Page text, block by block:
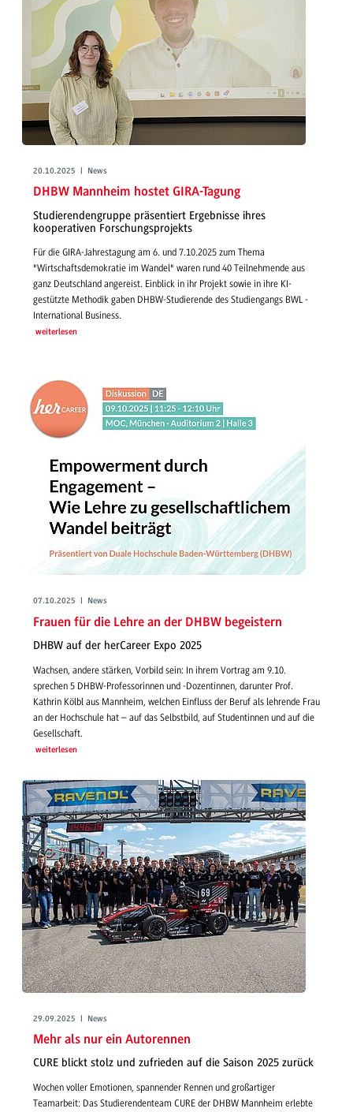
20.10.2025 | News
DHBW Mannheim hostet GIRA-Tagung
Studierendengruppe präsentiert Ergebnisse ihres
kooperativen Forschungsprojekts
Für die GIRA-Jahrestagung am 6. und 7.10.2025 zum Thema
"Wirtschaftsdemokratie im Wandel" waren rund 40 Teilnehmende aus
ganz Deutschland angereist. Einblick in ihr Projekt sowie in ihre KI-
gestützte Methodik gaben DHBW-Studierende des Studiengangs BWL -
International Business.
weiterlesen
07.10.2025 | News
Frauen für die Lehre an der DHBW begeistern
DHBW auf der herCareer Expo 2025
Wachsen, andere stärken, Vorbild sein: In ihrem Vortrag am 9.10.
sprechen 5 DHBW-Professorinnen und -Dozentinnen, darunter Prof.
Kathrin Kölbl aus Mannheim, welchen Einfluss der Beruf als lehrende Frau
an der Hochschule hat – auf das Selbstbild, auf Studentinnen und auf die
Gesellschaft.
weiterlesen
29.09.2025 | News
Mehr als nur ein Autorennen
CURE blickt stolz und zufrieden auf die Saison 2025 zurück
Wochen voller Emotionen, spannender Rennen und großartiger
Teamarbeit: Das Studierendenteam CURE der DHBW Mannheim erlebte